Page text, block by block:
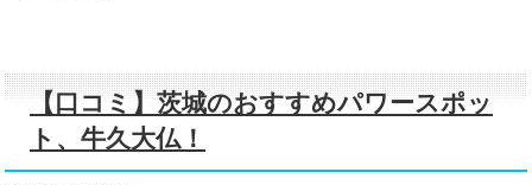
【口コミ】茨城のおすすめパワースポッ
ト、牛久大仏！